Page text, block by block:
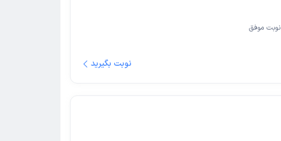
نوبت موفق
نوبت بگیرید